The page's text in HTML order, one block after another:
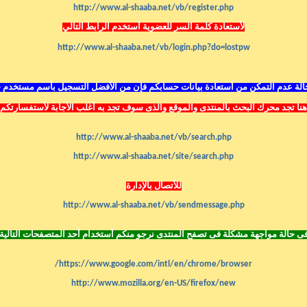
http://www.al-shaaba.net/vb/register.php
لأستعادة كلمة السر للعضوية أستخدم الرابط التالي
http://www.al-shaaba.net/vb/login.php?do=lostpw
عدم التمكن من أستعادة بيانات حسابكم فإن من الأفضل التسجيل بأسم مستخدم
هنا تجد محرك البحث بالمنتدى والموقع والذى سوف تجد به أغلب الأجابة لأستفسارتكم
http://www.al-shaaba.net/vb/search.php
http://www.al-shaaba.net/site/search.php
للأتصال بالإدارة
http://www.al-shaaba.net/vb/sendmessage.php
حالة مواجهة مشكلة فى تصفح المنتدى نرجو منكم أستخدام أحد المتصفحات
https://www.google.com/intl/en/chrome/browser/
http://www.mozilla.org/en-US/firefox/new